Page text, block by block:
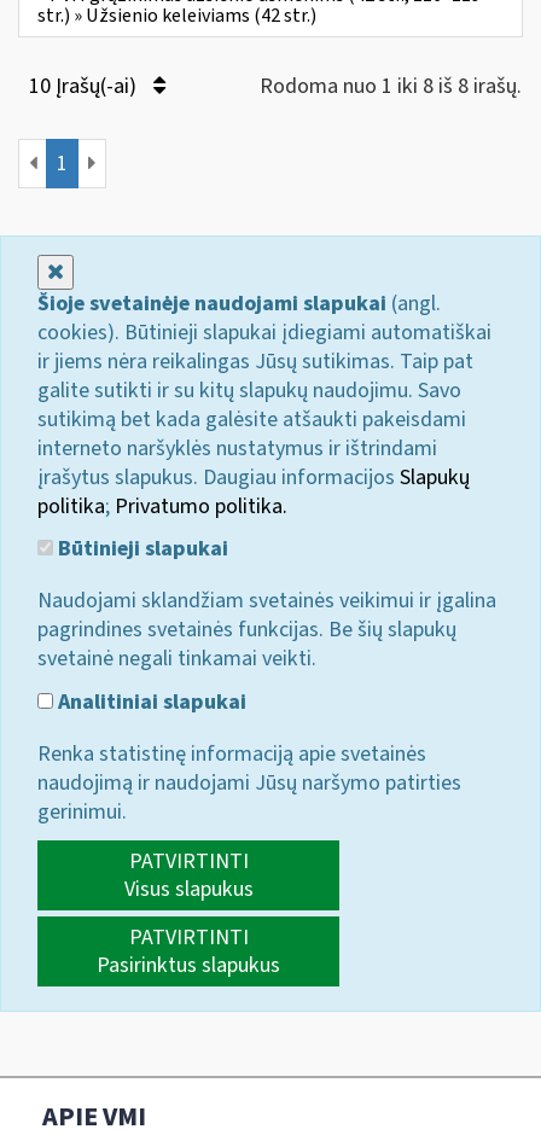
str.) » Užsienio keleiviams (42 str.)
10 Įrašų(-ai) Rodoma nuo 1 iki 8 iš 8 irašų.
1
Šioje svetainėje naudojami slapukai (angl.
cookies). Būtinieji slapukai įdiegiami automatiškai
ir jiems nėra reikalingas Jūsų sutikimas. Taip pat
galite sutikti ir su kitų slapukų naudojimu. Savo
sutikimą bet kada galėsite atšaukti pakeisdami
interneto naršyklės nustatymus ir ištrindami
įrašytus slapukus. Daugiau informacijos Slapukų
politika; Privatumo politika.
Būtinieji slapukai
Naudojami sklandžiam svetainės veikimui ir įgalina
pagrindines svetainės funkcijas. Be šių slapukų
svetainė negali tinkamai veikti.
Analitiniai slapukai
Renka statistinę informaciją apie svetainės
naudojimą ir naudojami Jūsų naršymo patirties
gerinimui.
PATVIRTINTI
Visus slapukus
PATVIRTINTI
Pasirinktus slapukus
APIE VMI